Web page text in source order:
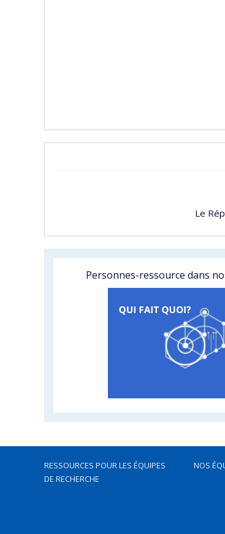
Le
Personnes-ressource dans
RESSOURCES POUR LES ÉQUIPES
DE RECHERCHE
NOS